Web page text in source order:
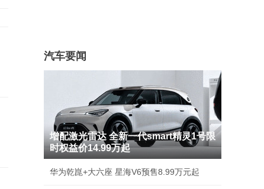
汽车要闻
增配激光雷达 全新一代smart精灵1号限
时权益价14.99万起
华为乾崑+大六座 星海V6预售8.99万元起